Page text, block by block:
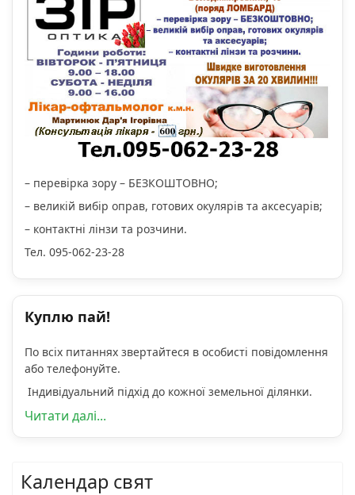
– перевірка зору – БЕЗКОШТОВНО;
– великій вибір оправ, готових окулярів та аксесуарів;
– контактні лінзи та розчини.
Тел. 095-062-23-28
Куплю пай!
По всіх питаннях звертайтеся в особисті повідомлення
або телефонуйте.
Індивідуальний підхід до кожної земельної ділянки.
Читати далі...
Календар свят